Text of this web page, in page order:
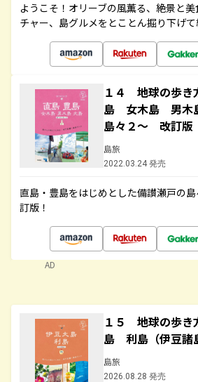
ようこそ！オリーブの風薫る、絶景と
チャー、島グルメをとことん掘り下げ
１４ 地球の歩
島 女木島 男木
島々２～ 改訂版
島旅
2022.03.24 発売
直島・豊島をはじめとした備讃瀬戸の
訂版！
AD
１５ 地球の歩
島 利島（伊豆諸
島旅
2026.08.28 発売